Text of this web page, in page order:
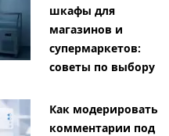
шкафы для
магазинов и
супермаркетов:
советы по выбору
Как модерировать
комментарии под